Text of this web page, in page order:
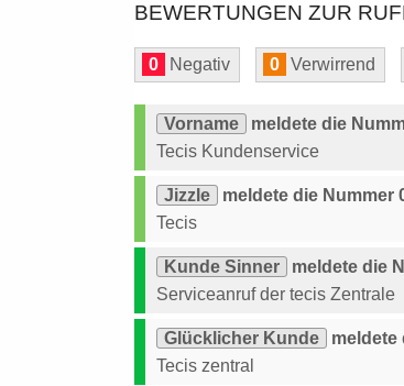
BEWERTUNGEN ZUR
0 Negativ 0 Verwirrend
Vorname
meldete die
Tecis Kundenservice
Jizzle
meldete die Nummer
Tecis
Kunde Sinner
meldete die
Serviceanruf der tecis Zentrale
Glücklicher Kunde
meldete
Tecis zentral